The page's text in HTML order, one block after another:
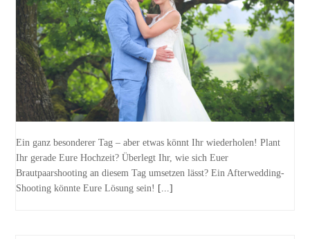
Ein ganz besonderer Tag – aber etwas könnt Ihr wiederholen! Plant
Ihr gerade Eure Hochzeit? Überlegt Ihr, wie sich Euer
Brautpaarshooting an diesem Tag umsetzen lässt? Ein Afterwedding-
Shooting könnte Eure Lösung sein! [...]